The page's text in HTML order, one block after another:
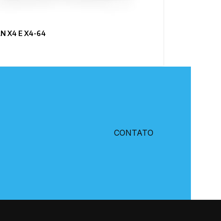
X4 E X4-64
CONTATO